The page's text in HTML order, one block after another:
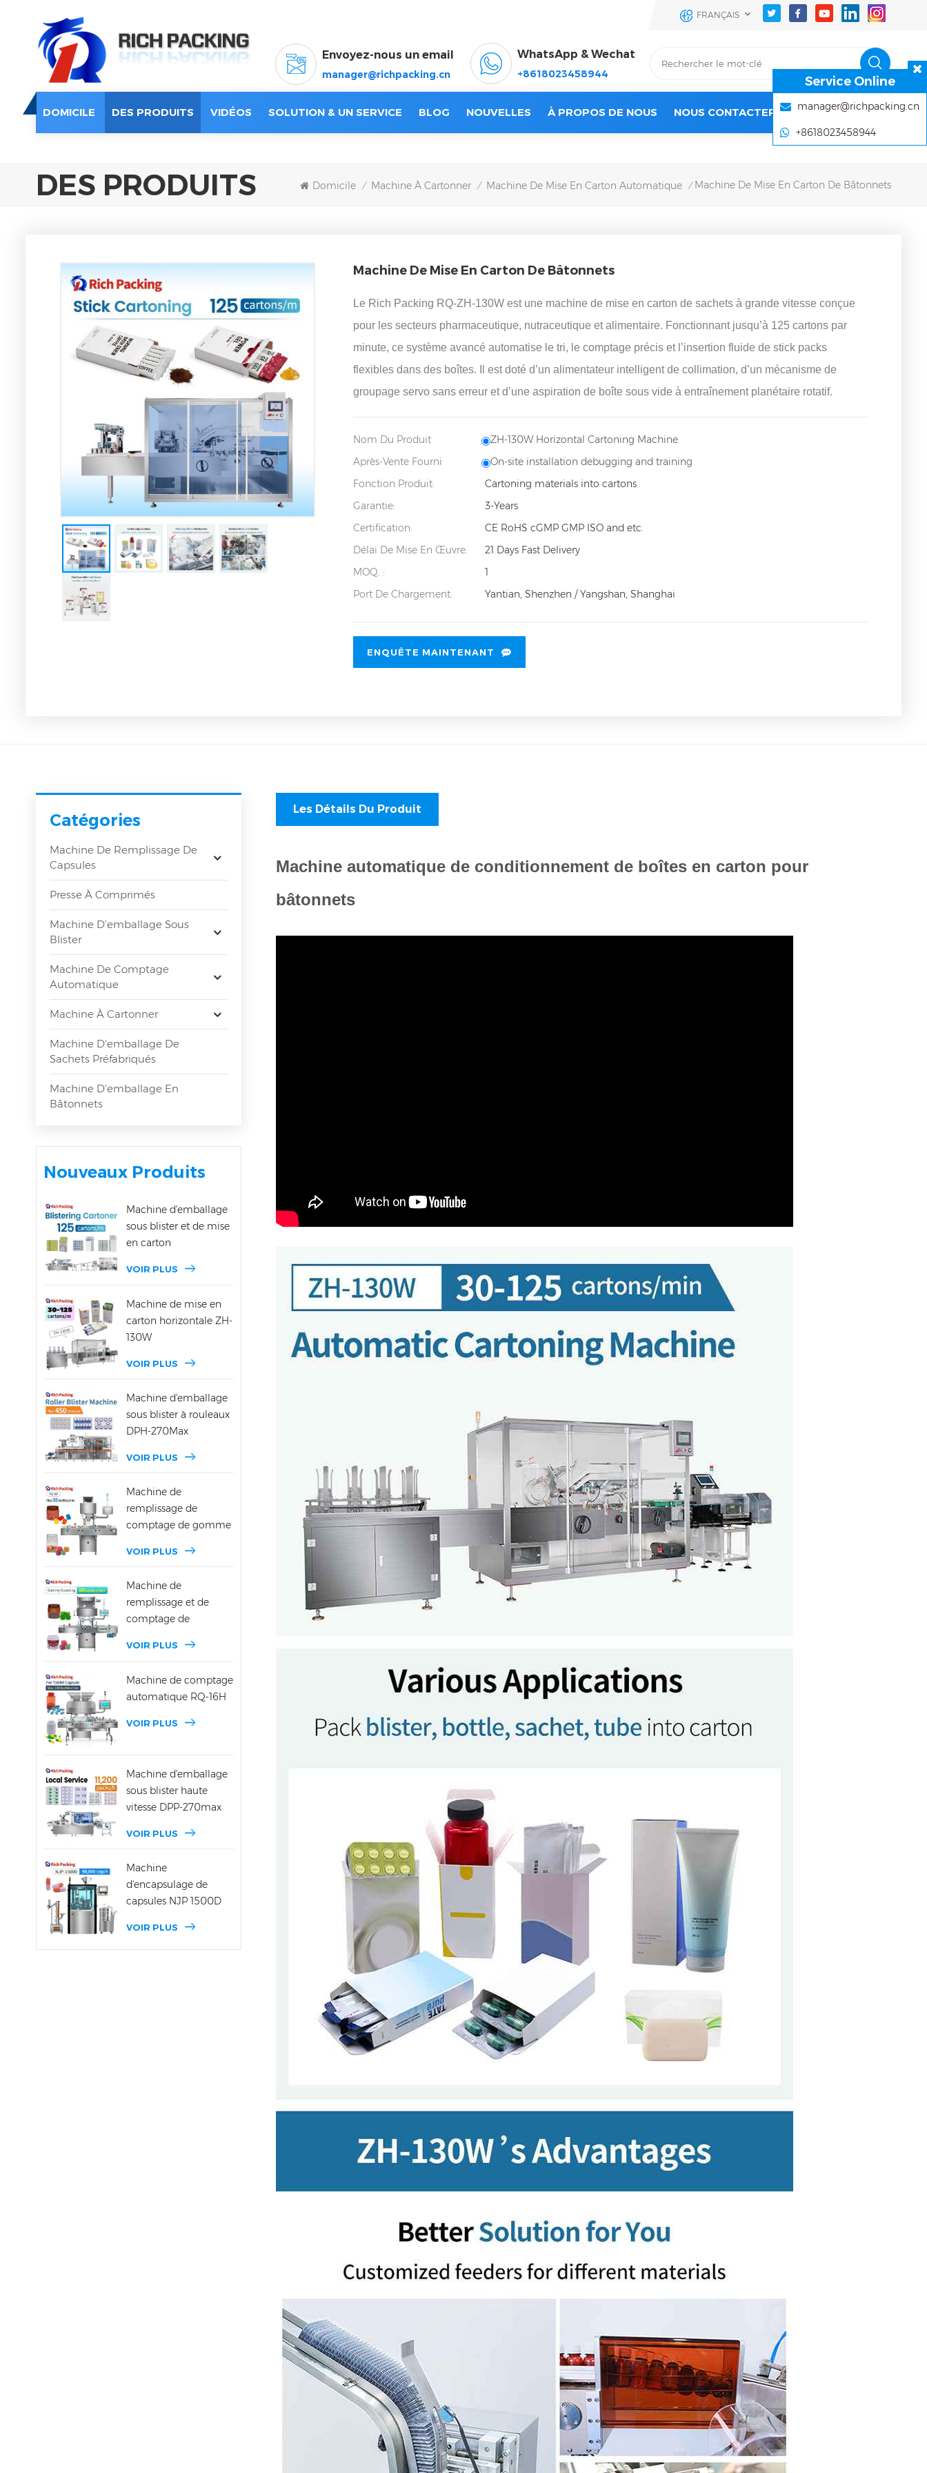
FRANÇAIS
Envoyez-nous un email
manager@richpacking.cn
WhatsApp & Wechat
+8618023458944
DOMICILE DES PRODUITS VIDÉOS SOLUTION & UN SERVICE BLOG NOUVELLES À PROPOS DE NOUS NOUS CONTACTER
DES PRODUITS Domicile / Machine À Cartonner / Machine De Mise En Carton Automatique / Machine De Mise En Carton De Bâtonnets
Machine De Mise En Carton De Bâtonnets
Le Rich Packing RQ-ZH-130W est une machine de mise en carton de sachets à grande vitesse conçue
pour les secteurs pharmaceutique, nutraceutique et alimentaire. Fonctionnant jusqu’à 125 cartons par
minute, ce système avancé automatise le tri, le comptage précis et l’insertion fluide de stick packs
flexibles dans des boîtes. Il est doté d’un alimentateur intelligent de collimation, d’un mécanisme de
groupage servo sans erreur et d’une aspiration de boîte sous vide à entraînement planétaire rotatif.
Nom Du Produit
ZH-130W Horizontal Cartoning Machine
Après-Vente Fourni
On-site installation debugging and training
Fonction Produit:
Cartoning materials into cartons
Garantie:
3-Years
Certification:
CE RoHS cGMP GMP ISO and etc.
Délai De Mise En Œuvre:
21 Days Fast Delivery
MOQ. :
1
Port De Chargement:
Yantian, Shenzhen / Yangshan, Shanghai
ENQUÊTE MAINTENANT
Catégories
Machine De Remplissage De
Capsules
Presse À Comprimés
Machine D'emballage Sous
Blister
Machine De Comptage
Automatique
Machine À Cartonner
Machine D'emballage De
Sachets Préfabriqués
Machine D'emballage En
Bâtonnets
Nouveaux Produits
Machine d'emballage
sous blister et de mise
en carton
VOIR PLUS
Machine de mise en
carton horizontale ZH-
130W
VOIR PLUS
Machine d'emballage
sous blister à rouleaux
DPH-270Max
VOIR PLUS
Machine de
remplissage de
comptage de gomme
VOIR PLUS
Machine de
remplissage et de
comptage de
16R
VOIR PLUS
Machine de comptage
automatique RQ-16H
VOIR PLUS
Machine d'emballage
sous blister haute
vitesse DPP-270max
VOIR PLUS
Machine
d'encapsulage de
capsules NJP 1500D
VOIR PLUS
Les Détails Du Produit
Machine automatique de conditionnement de boîtes en carton pour
bâtonnets
Service Online
manager@richpacking.cn
+8618023458944